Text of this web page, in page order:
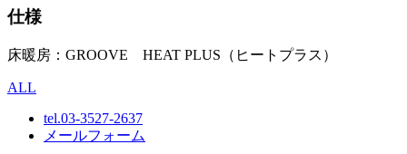
仕様
床暖房：GROOVE HEAT PLUS（ヒートプラス）
ALL
tel.03-3527-2637
メールフォーム